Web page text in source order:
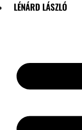
LÉNÁRD LÁSZLÓ